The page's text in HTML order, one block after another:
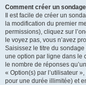
Comment créer un
Il est facile de créer un
la modification du premier
permissions), cliquez sur
le voyez pas, vous n’avez
Saisissez le titre du
une option par ligne dans le
le nombre de réponses
« Option(s) par l’utilisateur
pour une durée illimitée) et